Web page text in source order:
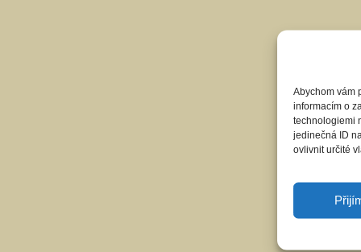
Abychom vám
informacím o
technologiemi
jedinečná ID
ovlivnit určité